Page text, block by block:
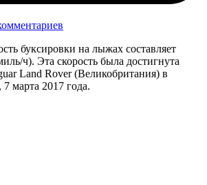
буксировки на лыжах составляет
ч). Эта скорость была достигнута
Land Rover (Великобритания) в
марта 2017 года.